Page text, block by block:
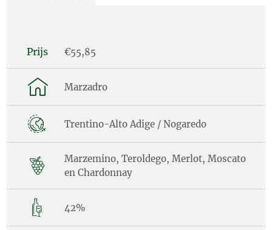
Prijs €55,85
Marzadro
Trentino-Alto Adige / Nogaredo
Marzemino, Teroldego, Merlot, Moscato
en Chardonnay
42%